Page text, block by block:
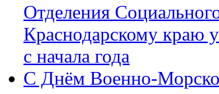
Отделения
Краснодарскому краю
с начала года
C Днём Военно-